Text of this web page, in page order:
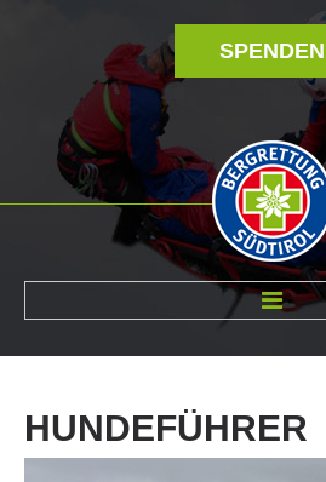
SPENDEN
HUNDEFÜHRER